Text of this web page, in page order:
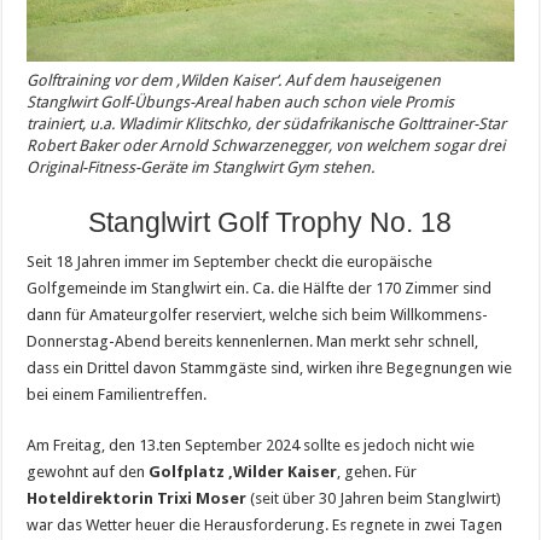
Golftraining vor dem ‚Wilden Kaiser‘. Auf dem hauseigenen
Stanglwirt Golf-Übungs-Areal haben auch schon viele Promis
trainiert, u.a. Wladimir Klitschko, der südafrikanische Golttrainer-Star
Robert Baker oder Arnold Schwarzenegger, von welchem sogar drei
Original-Fitness-Geräte im Stanglwirt Gym stehen.
Stanglwirt Golf Trophy No. 18
Seit 18 Jahren immer im September checkt die europäische
Golfgemeinde im Stanglwirt ein. Ca. die Hälfte der 170 Zimmer sind
dann für Amateurgolfer reserviert, welche sich beim Willkommens-
Donnerstag-Abend bereits kennenlernen. Man merkt sehr schnell,
dass ein Drittel davon Stammgäste sind, wirken ihre Begegnungen wie
bei einem Familientreffen.
Am Freitag, den 13.ten September 2024 sollte es jedoch nicht wie
gewohnt auf den Golfplatz ‚Wilder Kaiser ‚ gehen. Für
Hoteldirektorin Trixi Moser (seit über 30 Jahren beim Stanglwirt)
war das Wetter heuer die Herausforderung. Es regnete in zwei Tagen